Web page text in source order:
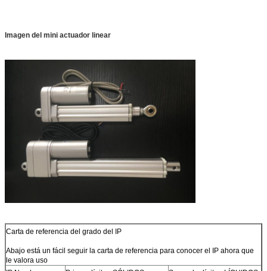
Imagen del mini actuador linear
Carta de referencia del grado del IP
Abajo está un fácil seguir la carta de referencia para conocer el IP ahora que
le valora uso